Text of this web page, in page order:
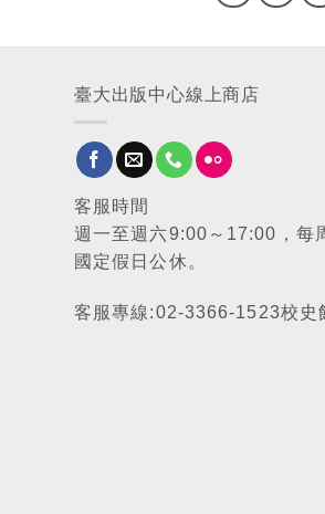
臺大出版中心線上商店
客服時間
週一至週六9:00～17:00，每
國定假日公休。
客服專線:02-3366-1523校史